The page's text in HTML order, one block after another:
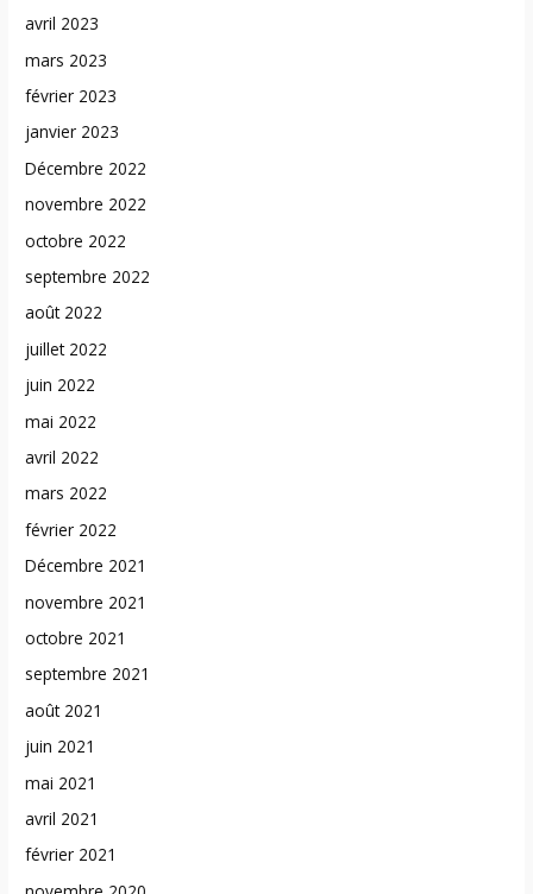
avril 2023
mars 2023
février 2023
janvier 2023
Décembre 2022
novembre 2022
octobre 2022
septembre 2022
août 2022
juillet 2022
juin 2022
mai 2022
avril 2022
mars 2022
février 2022
Décembre 2021
novembre 2021
octobre 2021
septembre 2021
août 2021
juin 2021
mai 2021
avril 2021
février 2021